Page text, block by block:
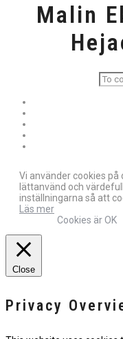
Malin
Vi använder cookies
lättanvänd och
inställningarna så att
Läs mer
Cookies är OK
Close
Privacy